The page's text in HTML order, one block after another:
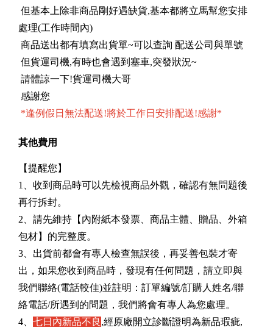
但基本上除非商品剛好遇缺貨,基本都將立馬幫您安排
處理(工作時間內)
商品送出都有填寫出貨單~可以查詢 配送公司與單號
但貨運司機,有時也會遇到塞車,突發狀況~
請體諒一下!貨運司機大哥
感謝您
*逢例假日無法配送!將於工作日安排配送!感謝*
其他費用
【提醒您】
1、收到商品時可以先檢視商品外觀，確認有無問題後
再行拆封。
2、請先維持【內附紙本發票、商品主體、贈品、外箱
包材】的完整度。
3、出貨前都會有專人檢查無誤後，再妥善包裝才寄
出，如果您收到商品時，發現有任何問題，請立即與
我們聯絡(電話較佳)並註明：訂單編號/訂購人姓名/聯
絡電話/所遇到的問題，我們將會有專人為您處理。
4、 七日內新品不良 ,經原廠開立診斷證明為新品瑕疵,